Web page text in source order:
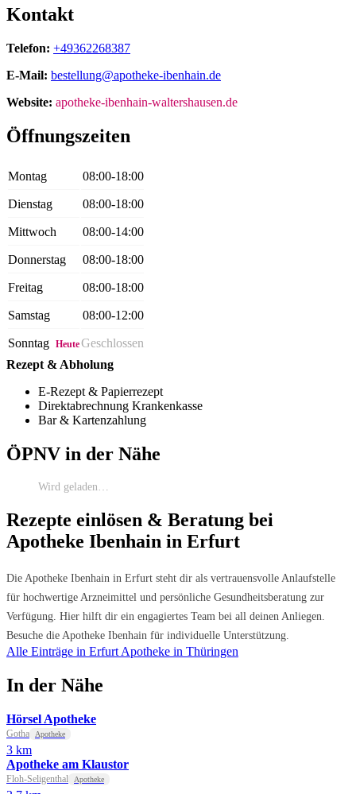
Kontakt
Telefon: +49362268387
E-Mail: bestellung@apotheke-ibenhain.de
Website: apotheke-ibenhain-waltershausen.de
Öffnungszeiten
Montag 08:00-18:00
Dienstag 08:00-18:00
Mittwoch 08:00-14:00
Donnerstag 08:00-18:00
Freitag 08:00-18:00
Samstag 08:00-12:00
Sonntag HeuteGeschlossen
Rezept & Abholung
E-Rezept & Papierrezept
Direktabrechnung Krankenkasse
Bar & Kartenzahlung
ÖPNV in der Nähe
Wird geladen…
Rezepte einlösen & Beratung bei
Apotheke Ibenhain in Erfurt
Die Apotheke Ibenhain in Erfurt steht dir als vertrauensvolle Anlaufstelle
für hochwertige Arzneimittel und persönliche Gesundheitsberatung zur
Verfügung. Hier hilft dir ein engagiertes Team bei all deinen Anliegen.
Besuche die Apotheke Ibenhain für individuelle Unterstützung.
Alle Einträge in Erfurt Apotheke in Thüringen
In der Nähe
Hörsel Apotheke
Gotha Apotheke
3 km
Apotheke am Klaustor
Floh-Seligenthal Apotheke